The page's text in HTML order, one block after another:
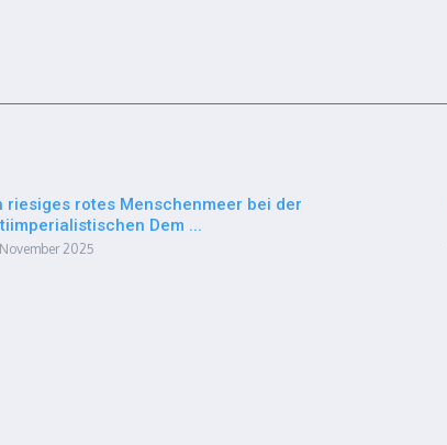
riesiges rotes Menschenmeer bei der
Dem ...
2025